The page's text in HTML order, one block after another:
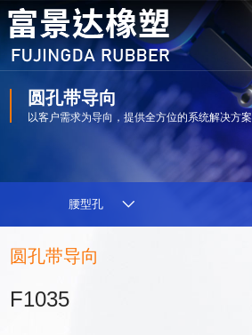
圆孔带导向
以客户需求为导向，提供全方位的系统解决方案
腰型孔
圆孔带导向
F1035